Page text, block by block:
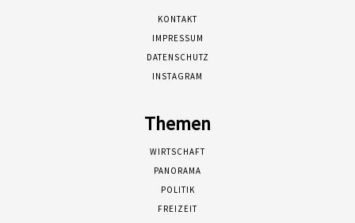
KONTAKT
IMPRESSUM
DATENSCHUTZ
INSTAGRAM
Themen
WIRTSCHAFT
PANORAMA
POLITIK
FREIZEIT